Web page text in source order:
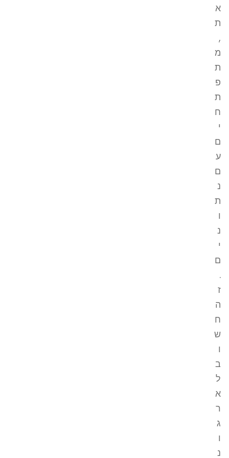
א
ת
,
מ
ת
פ
ת
ח
י
ם
ע
ם
נ
ת
ו
נ
י
ם
.
ז
ה
ח
ש
ו
ב
ל
א
ר
ג
ו
נ